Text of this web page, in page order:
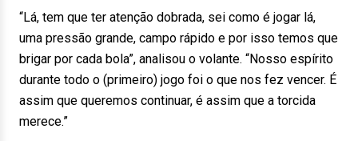
“Lá, tem que ter atenção dobrada, sei como é jogar lá,
uma pressão grande, campo rápido e por isso temos que
brigar por cada bola”, analisou o volante. “Nosso espírito
durante todo o (primeiro) jogo foi o que nos fez vencer. É
assim que queremos continuar, é assim que a torcida
merece.”